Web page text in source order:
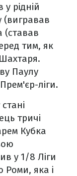
рідній
(вигравав
(ставав
тим, як
Паулу
ліги.
тричі
Кубка
у 1/8 Ліги
Роми, яка і